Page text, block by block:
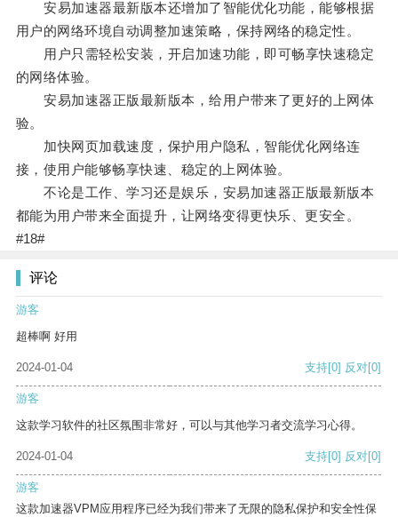
安易加速器最新版本还增加了智能优化功能，能够根据
用户的网络环境自动调整加速策略，保持网络的稳定性。
用户只需轻松安装，开启加速功能，即可畅享快速稳定
的网络体验。
安易加速器正版最新版本，给用户带来了更好的上网体
验。
加快网页加载速度，保护用户隐私，智能优化网络连
接，使用户能够畅享快速、稳定的上网体验。
不论是工作、学习还是娱乐，安易加速器正版最新版本
都能为用户带来全面提升，让网络变得更快乐、更安全。
#18#
评论
游客
超棒啊 好用
2024-01-04 支持[0] 反对[0]
游客
这款学习软件的社区氛围非常好，可以与其他学习者交流学习心得。
2024-01-04 支持[0] 反对[0]
游客
这款加速器VPM应用程序已经为我们带来了无限的隐私保护和安全性保